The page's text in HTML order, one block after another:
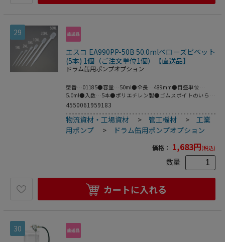
29
エスコ EA990PP-50B 50.0mlベローズピペット
(5本) 1個（ご注文単位1個）【直送品】
ドラム缶用ポンプオプション
型番…01185●容量…50ml●全長…489mm●目盛単位…
5.0ml●入数…5本●ポリエチレン製●ゴムスポイトのいらな
いピペットです。●梱包サイズ:190×580×50●梱包重量
4550061959183
物流資材・工場資材 >管工機材 > 工業
用ポンプ
> ドラム缶用ポンプオプション
価格： 1,683円(税込)
数量
カートに入れる
30